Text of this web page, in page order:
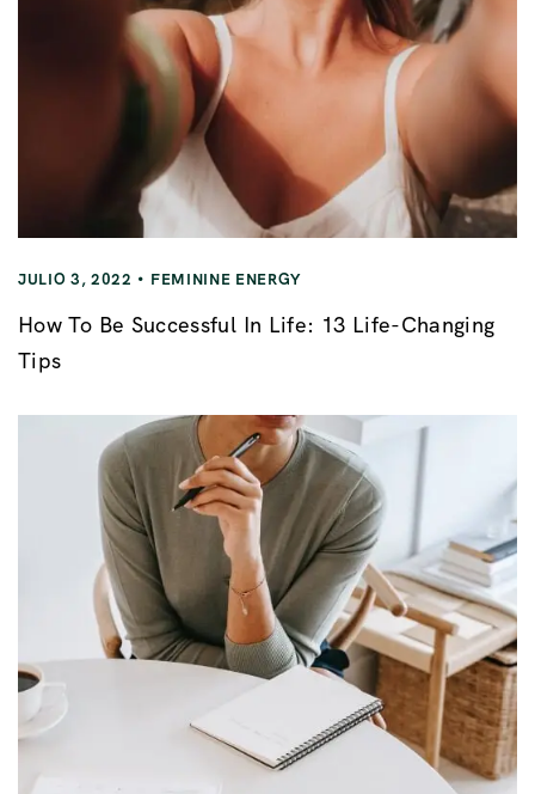
JULIO 3, 2022 FEMININE ENERGY
How To Be Successful In Life: 13 Life-Changing
Tips